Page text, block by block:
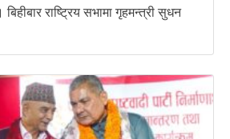
राष्ट्रिय सभामा गृहमन्त्री सुधन